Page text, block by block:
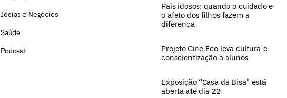
Ideias e Negócios
Saúde
Podcast
Pais idosos: quando o cuidado e
o afeto dos filhos fazem a
diferença
Projeto Cine Eco leva cultura e
conscientização a alunos
Exposição “Casa da Bisa” está
aberta até dia 22